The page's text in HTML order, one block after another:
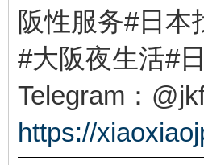
阪性服务#日本
#大阪夜生活#
Telegram：
https://